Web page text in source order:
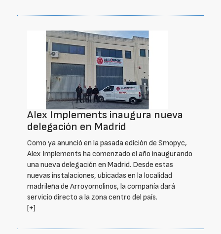
Alex Implements inaugura nueva
delegación en Madrid
Como ya anunció en la pasada edición de Smopyc,
Alex Implements ha comenzado el año inaugurando
una nueva delegación en Madrid. Desde estas
nuevas instalaciones, ubicadas en la localidad
madrileña de Arroyomolinos, la compañía dará
servicio directo a la zona centro del país.
[+]